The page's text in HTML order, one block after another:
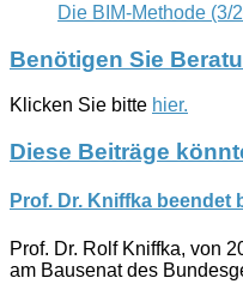
Die BIM-Methode (3/
Benötigen Sie
Klicken Sie bitte hier.
Diese Beiträge
Prof. Dr. Kniffka
Prof. Dr. Rolf Kniffka, von
am Bausenat des